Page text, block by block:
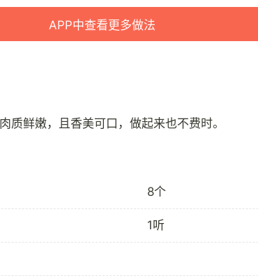
APP中查看更多做法
8个
1听